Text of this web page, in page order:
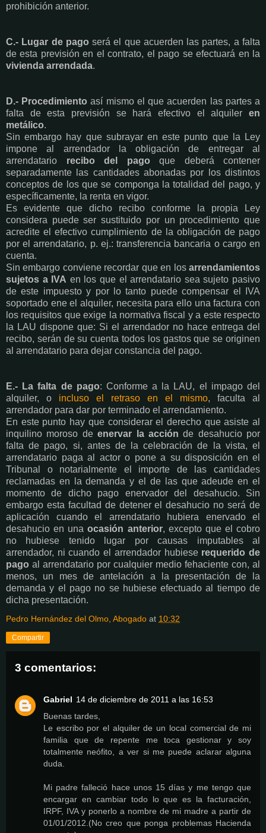
prohibición anterior.
C.- Lugar de pago será el que acuerden las partes, a falta
de esta previsión en el contrato, el pago se efectuará en la
vivienda arrendada.
D.- Procedimiento así mismo el que acuerden las partes a
falta de esta previsión se hará efectivo el alquiler en
metálico.
Sin embargo hay que subrayar en este punto que la Ley
impone al arrendador la obligación de entregar al
arrendatario recibo del pago que deberá contener
separadamente las cantidades abonadas por los distintos
conceptos de los que se componga la totalidad del pago, y
específicamente, la renta en vigor.
Es evidente que dicho recibo conforme la propia Ley
considera puede ser sustituido por un procedimiento que
acredite el efectivo cumplimiento de la obligación de pago
por el arrendatario, p. ej.: transferencia bancaria o cargo en
cuenta.
Sin embargo conviene recordar que en los arrendamientos
sujetos a IVA en los que el arrendatario sea sujeto pasivo
de este impuesto y por lo tanto puede compensar el IVA
soportado ene el alquiler, necesita para ello una factura con
los requisitos que exige la normativa fiscal y a este respecto
la LAU dispone que: Si el arrendador no hace entrega del
recibo, serán de su cuenta todos los gastos que se originen
al arrendatario para dejar constancia del pago.
E.- La falta de pago: Conforme a la LAU, el impago del
alquiler, o incluso el retraso en el mismo, faculta al
arrendador para dar por terminado el arrendamiento.
En este punto hay que considerar el derecho que asiste al
inquilino moroso deenervar la acción de desahucio por
falta de pago, si, antes de la celebración de la vista, el
arrendatario paga al actor o pone a su disposición en el
Tribunal o notarialmente el importe de las cantidades
reclamadas en la demanda y el de las que adeude en el
momento de dicho pago enervador del desahucio. Sin
embargo esta facultad de detener el desahucio no será de
aplicación cuando el arrendatario hubiera enervado el
desahucio en unaocasión anterior, excepto que el cobro
no hubiese tenido lugar por causas imputables al
arrendador, ni cuando el arrendador hubiese requerido de
pago al arrendatario por cualquier medio fehaciente con, al
menos, un mes de antelación a la presentación de la
demanda y el pago no se hubiese efectuado al tiempo de
dicha presentación.
Pedro Hernández del Olmo, Abogado at 10:32
Compartir
3 comentarios:
Gabriel 14 de diciembre de 2011 a las 16:53
Buenas tardes,
Le escribo por el alquiler de un local comercial de mi
familia que de repente me toca gestionar y soy
totalmente neófito, a ver si me puede aclarar alguna
duda.
Mi padre falleció hace unos 15 días y me tengo que
encargar en cambiar todo lo que es la facturación,
IRPF, IVA y ponerlo a nombre de mi madre a partir de
01/01/2012.(No creo que ponga problemas Hacienda